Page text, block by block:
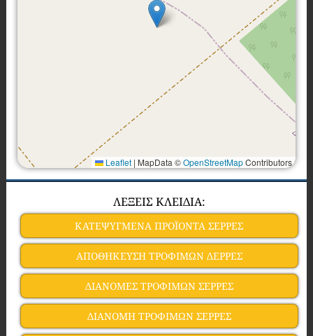
Leaflet | MapData ©OpenStreetMapContributors
ΛΕΞΕΙΣ ΚΛΕΙΔΙΑ:
ΚΑΤΕΨΥΓΜΕΝΑ ΠΡΟΪΟΝΤΑ ΣΕΡΡΕΣ
ΑΠΟΘΗΚΕΥΣΗ ΤΡΟΦΙΜΩΝ ΔΕΡΡΕΣ
ΔΙΑΝΟΜΕΣ ΤΡΟΦΙΜΩΝ ΣΕΡΡΕΣ
ΔΙΑΝΟΜΗ ΤΡΟΦΙΜΩΝ ΣΕΡΡΕΣ